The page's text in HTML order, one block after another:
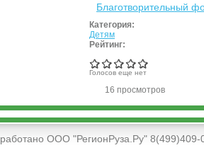
Благотворительный
Категория:
Детям
Рейтинг:
Голосов еще нет
16 просмотров
ООО "РегионРуза.Ру" 8(499)409-